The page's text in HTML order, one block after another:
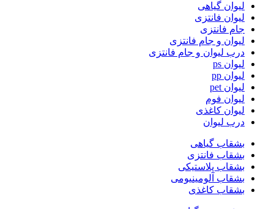
لیوان گیاهی
لیوان فانتزی
جام فانتزی
لیوان و جام فانتزی
درب لیوان و جام فانتزی
لیوان ps
لیوان pp
لیوان pet
لیوان فوم
لیوان کاغذی
درب لیوان
بشقاب گیاهی
بشقاب فانتزی
بشقاب پلاستیکی
بشقاب آلومینیومی
بشقاب کاغذی